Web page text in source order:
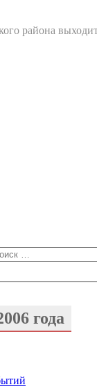
района
года